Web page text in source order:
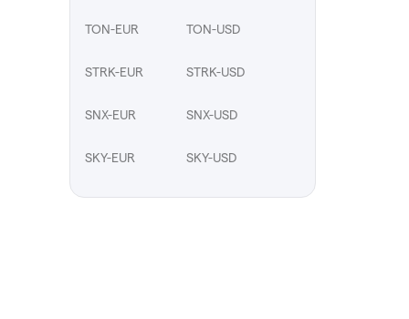
TON-EUR TON-USD
STRK-EUR STRK-USD
SNX-EUR SNX-USD
SKY-EUR SKY-USD